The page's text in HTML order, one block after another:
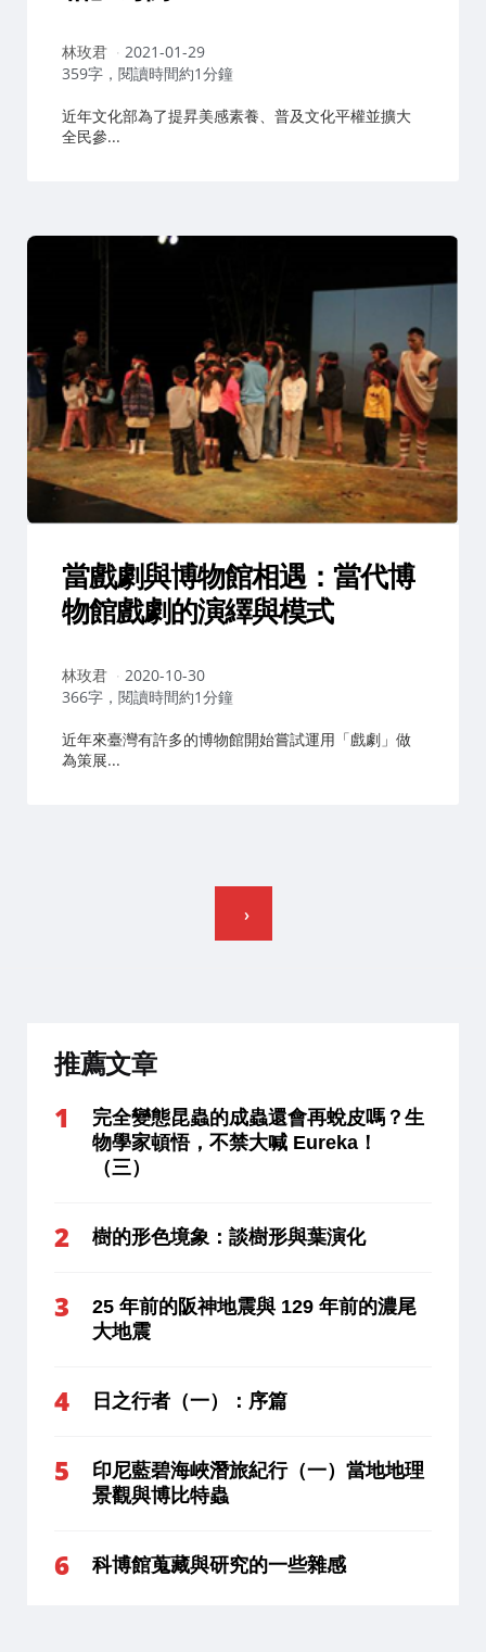
作
者：
林玫君
2021-01-29
359字，閱讀時間約1分鐘
近年文化部為了提昇美感素養、普及文化平權並擴大
全民參...
當戲劇與博物館相遇：當代博
物館戲劇的演繹與模式
作
者：
林玫君
2020-10-30
366字，閱讀時間約1分鐘
近年來臺灣有許多的博物館開始嘗試運用「戲劇」做
為策展...
推薦文章
完全變態昆蟲的成蟲還會再蛻皮嗎？生
物學家頓悟，不禁大喊 Eureka！
（三）
樹的形色境象：談樹形與葉演化
25 年前的阪神地震與 129 年前的濃尾
大地震
日之行者（一）：序篇
印尼藍碧海峽潛旅紀行（一）當地地理
景觀與博比特蟲
科博館蒐藏與研究的一些雜感